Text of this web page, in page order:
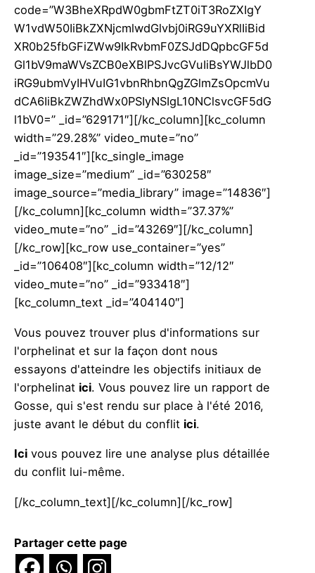
code=”W3BheXRpdW0gbmFtZT0iT3RoZXIgY
W1vdW50IiBkZXNjcmlwdGlvbj0iRG9uYXRlIiBid
XR0b25fbGFiZWw9IkRvbmF0ZSJdDQpbcGF5d
Gl1bV9maWVsZCB0eXBlPSJvcGVuIiBsYWJlbD0
iRG9ubmVyIHVuIG1vbnRhbnQgZGlmZsOpcmVu
dCA6IiBkZWZhdWx0PSIyNSIgL10NClsvcGF5dG
l1bV0=” _id=”629171″][/kc_column][kc_column
width=”29.28%” video_mute=”no”
_id=”193541″][kc_single_image
image_size=”medium” _id=”630258″
image_source=”media_library” image=”14836″]
[/kc_column][kc_column width=”37.37%”
video_mute=”no” _id=”43269″][/kc_column]
[/kc_row][kc_row use_container=”yes”
_id=”106408″][kc_column width=”12/12″
video_mute=”no” _id=”933418″]
[kc_column_text _id=”404140″]
Vous pouvez trouver plus d'informations sur
l'orphelinat et sur la façon dont nous
essayons d'atteindre les objectifs initiaux de
l'orphelinat ici. Vous pouvez lire un rapport de
Gosse, qui s'est rendu sur place à l'été 2016,
juste avant le début du conflit ici.
Ici vous pouvez lire une analyse plus détaillée
du conflit lui-même.
[/kc_column_text][/kc_column][/kc_row]
Partager cette page